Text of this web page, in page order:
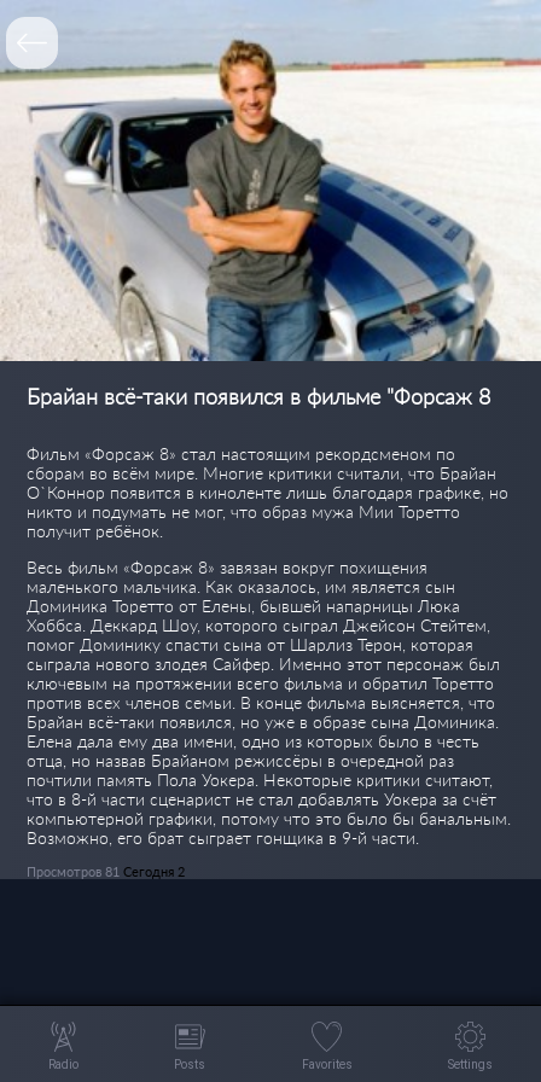
Брайан всё-таки появился в фильме "Форсаж 8
Фильм «Форсаж 8» стал настоящим рекордсменом по
сборам во всём мире. Многие критики считали, что Брайан
О`Коннор появится в киноленте лишь благодаря графике, но
никто и подумать не мог, что образ мужа Мии Торетто
получит ребёнок.
Весь фильм «Форсаж 8» завязан вокруг похищения
маленького мальчика. Как оказалось, им является сын
Доминика Торетто от Елены, бывшей напарницы Люка
Хоббса. Деккард Шоу, которого сыграл Джейсон Стейтем,
помог Доминику спасти сына от Шарлиз Терон, которая
сыграла нового злодея Сайфер. Именно этот персонаж был
ключевым на протяжении всего фильма и обратил Торетто
против всех членов семьи. В конце фильма выясняется, что
Брайан всё-таки появился, но уже в образе сына Доминика.
Елена дала ему два имени, одно из которых было в честь
отца, но назвав Брайаном режиссёры в очередной раз
почтили память Пола Уокера. Некоторые критики считают,
что в 8-й части сценарист не стал добавлять Уокера за счёт
компьютерной графики, потому что это было бы банальным.
Возможно, его брат сыграет гонщика в 9-й части.
Просмотров 81 Сегодня 2
Radio Posts Favorites Settings